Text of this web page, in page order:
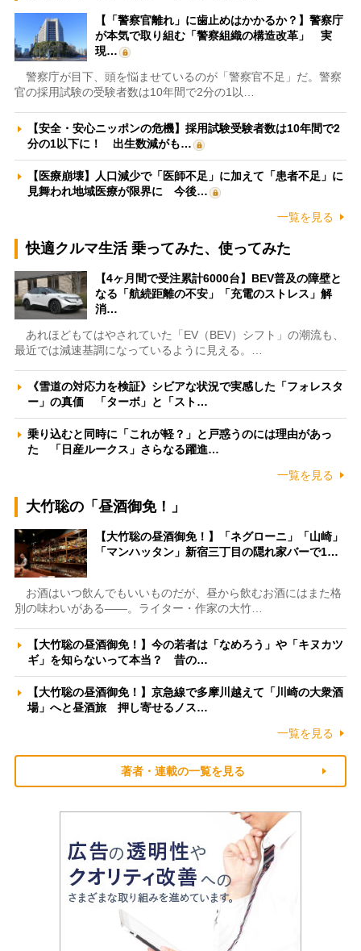
【「警察官離れ」に歯止めはかかるか？】警察庁
が本気で取り組む「警察組織の構造改革」 実
現…
警察庁が目下、頭を悩ませているのが「警察官不足」だ。警察
官の採用試験の受験者数は10年間で2分の1以…
【安全・安心ニッポンの危機】採用試験受験者数は10年間で2
分の1以下に！ 出生数減がも…
【医療崩壊】人口減少で「医師不足」に加えて「患者不足」に
見舞われ地域医療が限界に 今後…
一覧を見る
快適クルマ生活 乗ってみた、使ってみた
【4ヶ月間で受注累計6000台】BEV普及の障壁と
なる「航続距離の不安」「充電のストレス」解
消…
あれほどもてはやされていた「EV（BEV）シフト」の潮流も、
最近では減速基調になっているように見える。…
《雪道の対応力を検証》シビアな状況で実感した「フォレスタ
ー」の真価 「ターボ」と「スト…
乗り込むと同時に「これが軽？」と戸惑うのには理由があっ
た 「日産ルークス」さらなる躍進…
一覧を見る
大竹聡の「昼酒御免！」
【大竹聡の昼酒御免！】「ネグローニ」「山崎」
「マンハッタン」新宿三丁目の隠れ家バーで1…
お酒はいつ飲んでもいいものだが、昼から飲むお酒にはまた格
別の味わいがある――。ライター・作家の大竹…
【大竹聡の昼酒御免！】今の若者は「なめろう」や「キヌカツ
ギ」を知らないって本当？ 昔の…
【大竹聡の昼酒御免！】京急線で多摩川越えて「川崎の大衆酒
場」へと昼酒旅 押し寄せるノス…
一覧を見る
著者・連載の一覧を見る